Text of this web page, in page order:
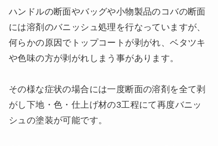
ハンドルの断面やバッグや小物製品のコバの断面
には溶剤のバニッシュ処理を行なっていますが、
何らかの原因でトップコートが剥がれ、ベタツキ
や色味の方が剥がれしまう事があります。
その様な症状の場合には一度断面の溶剤を全て剥
がし下地・色・仕上げ材の3工程にて再度バニッ
シュの塗装が可能です。